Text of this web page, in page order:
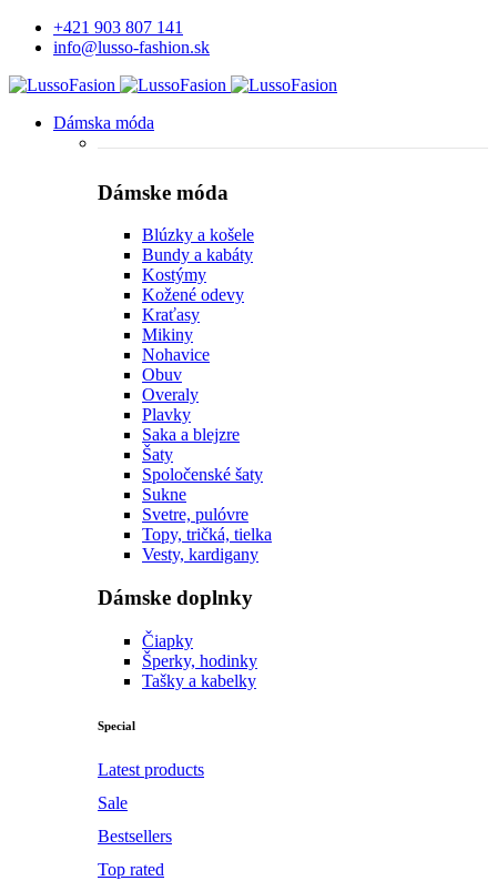
+421 903 807 141
info@lusso-fashion.sk
Dámska móda
Dámske móda
Blúzky a košele
Bundy a kabáty
Kostýmy
Kožené odevy
Kraťasy
Mikiny
Nohavice
Obuv
Overaly
Plavky
Saka a blejzre
Šaty
Spoločenské šaty
Sukne
Svetre, pulóvre
Topy, tričká, tielka
Vesty, kardigany
Dámske doplnky
Čiapky
Šperky, hodinky
Tašky a kabelky
Special
Latest products
Sale
Bestsellers
Top rated